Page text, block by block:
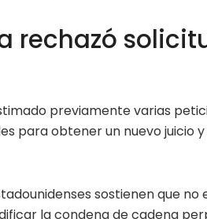
rechazó
previamente varias
para obtener un nuevo juicio
sostienen que
la condena de cadena